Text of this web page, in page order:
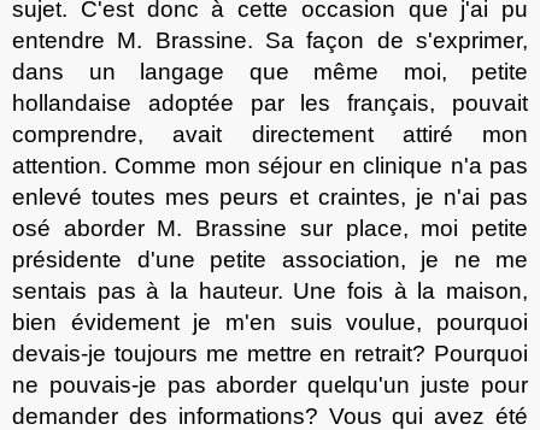
sujet. C'est donc à cette occasion que j'ai pu
entendre M. Brassine. Sa façon de s'exprimer,
dans un langage que même moi, petite
hollandaise adoptée par les français, pouvait
comprendre, avait directement attiré mon
attention. Comme mon séjour en clinique n'a pas
enlevé toutes mes peurs et craintes, je n'ai pas
osé aborder M. Brassine sur place, moi petite
présidente d'une petite association, je ne me
sentais pas à la hauteur. Une fois à la maison,
bien évidement je m'en suis voulue, pourquoi
devais-je toujours me mettre en retrait? Pourquoi
ne pouvais-je pas aborder quelqu'un juste pour
demander des informations? Vous qui avez été